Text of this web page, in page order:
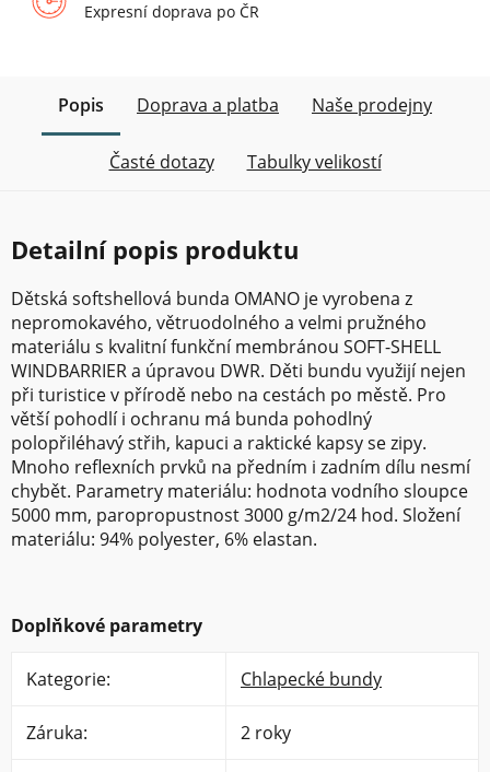
Expresní doprava po ČR
Popis Doprava a platba Naše prodejny
Časté dotazy Tabulky velikostí
Detailní popis produktu
Dětská softshellová bunda OMANO je vyrobena z
nepromokavého, větruodolného a velmi pružného
materiálu s kvalitní funkční membránou SOFT-SHELL
WINDBARRIER a úpravou DWR. Děti bundu využijí nejen
při turistice v přírodě nebo na cestách po městě. Pro
větší pohodlí i ochranu má bunda pohodlný
polopřiléhavý střih, kapuci a raktické kapsy se zipy.
Mnoho reflexních prvků na předním i zadním dílu nesmí
chybět. Parametry materiálu: hodnota vodního sloupce
5000 mm, paropropustnost 3000 g/m2/24 hod. Složení
materiálu: 94% polyester, 6% elastan.
Doplňkové parametry
Kategorie: Chlapecké bundy
Záruka: 2 roky